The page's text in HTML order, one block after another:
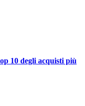
10 degli acquisti più